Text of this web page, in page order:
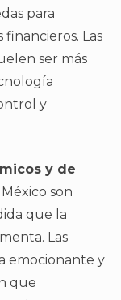
para
Las
ser más
y
y de
son
que la
Las
emocionante y
que